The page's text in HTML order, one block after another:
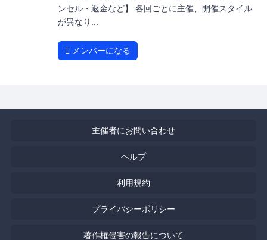
ンセル・返金など】 各回ごとに主催、開催スタイル
が異なり...
メンバーになる
主催者にお問い合わせ
ヘルプ
利用規約
プライバシーポリシー
著作権侵害の報告について